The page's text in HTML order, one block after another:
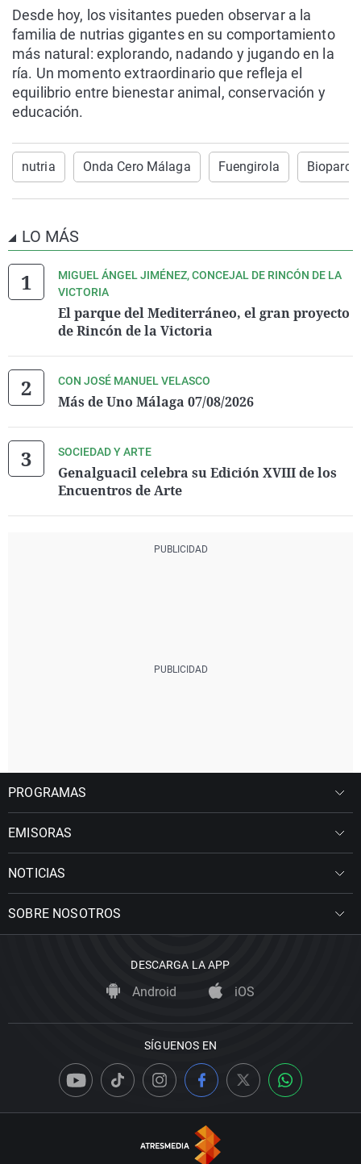
Desde hoy, los visitantes pueden observar a la
familia de nutrias gigantes en su comportamiento
más natural: explorando, nadando y jugando en la
ría. Un momento extraordinario que refleja el
equilibrio entre bienestar animal, conservación y
educación.
nutria Onda Cero Málaga Fuengirola Bioparc
LO MÁS
MIGUEL ÁNGEL JIMÉNEZ, CONCEJAL DE RINCÓN DE LA
VICTORIA
El parque del Mediterráneo, el gran proyecto
de Rincón de la Victoria
CON JOSÉ MANUEL VELASCO
Más de Uno Málaga 07/08/2026
SOCIEDAD Y ARTE
Genalguacil celebra su Edición XVIII de los
Encuentros de Arte
PROGRAMAS
EMISORAS
NOTICIAS
SOBRE NOSOTROS
DESCARGA LA APP
Android iOS
SÍGUENOS EN